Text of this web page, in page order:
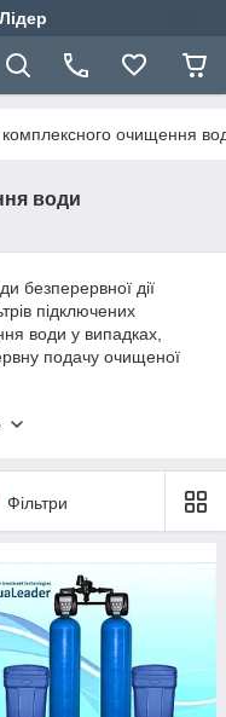
очищення
води
безперервної дії
підключених
води у випадках,
подачу очищеної
США:
AquaLeader
.
продуктивність
Фільтри